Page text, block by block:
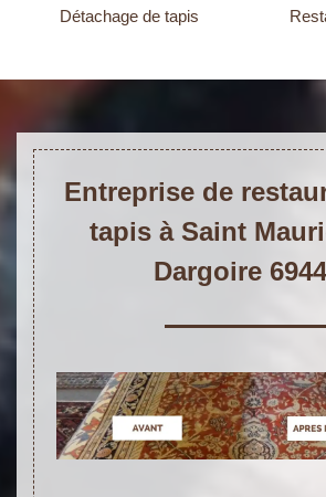
Détachage de tapis
Entreprise de
tapis à Saint
Dargoire